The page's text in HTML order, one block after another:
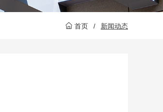
首页 / 新闻动态